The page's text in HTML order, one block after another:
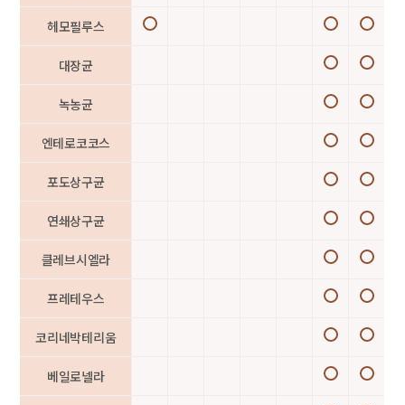
헤모필루스
대장균
녹농균
엔테로코코스
포도상구균
연쇄상구균
클레브시엘라
프레테우스
코리네박테리움
베일로넬라